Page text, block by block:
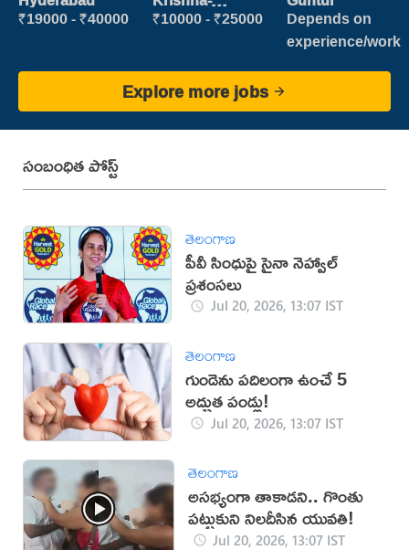
₹19000 - ₹40000 vijayawada
₹10000 - ₹25000
Depends on
experience/work
Explore more jobs
సంబంధిత పోస్ట్
తెలంగాణ
పీవీ సింధుపై సైనా నెహ్వాల్
ప్రశంసలు
Jul 20, 2026, 13:07 IST
తెలంగాణ
గుండెను పదిలంగా ఉంచే 5
అద్భుత పండ్లు!
Jul 20, 2026, 13:07 IST
తెలంగాణ
అసభ్యంగా తాకాడని.. గొంతు
పట్టుకుని నిలదీసిన యువతి!
Jul 20, 2026, 13:07 IST